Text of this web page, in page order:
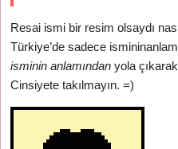
Resai ismi bir resim olsaydı
Türkiye’de sadece
isminin anlamından yola
Cinsiyete takılmayın. =)